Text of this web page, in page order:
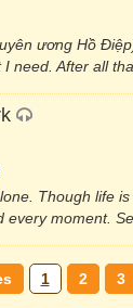
ương Hồ
need. After all
Though life
moment.
1 2 3